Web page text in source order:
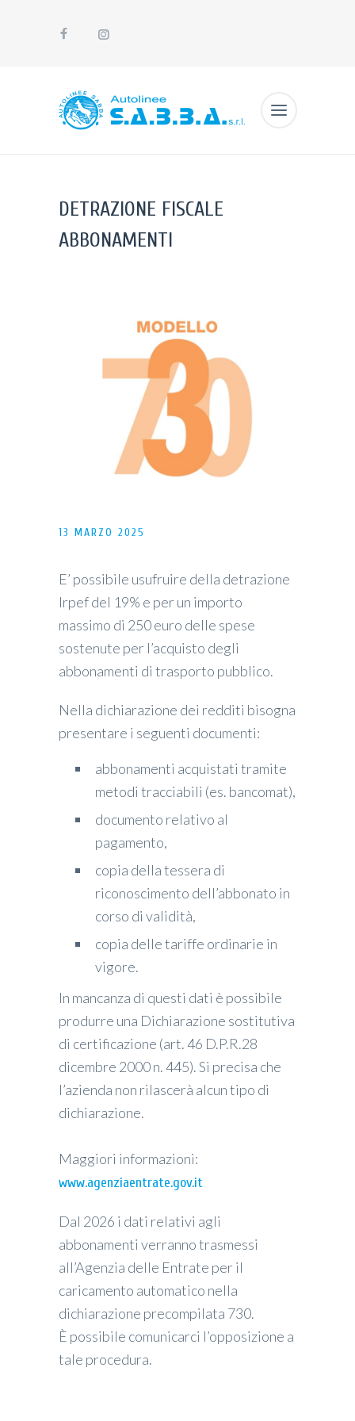
DETRAZIONE FISCALE
ABBONAMENTI
13 MARZO 2025
E’ possibile usufruire della detrazione
Irpef del 19% e per un importo
massimo di 250 euro delle spese
sostenute per l’acquisto degli
abbonamenti di trasporto pubblico.
Nella dichiarazione dei redditi bisogna
presentare i seguenti documenti:
abbonamenti acquistati tramite
metodi tracciabili (es. bancomat),
documento relativo al
pagamento,
copia della tessera di
riconoscimento dell’abbonato in
corso di validità,
copia delle tariffe ordinarie in
vigore.
In mancanza di questi dati è possibile
produrre una Dichiarazione sostitutiva
di certificazione (art. 46 D.P.R.28
dicembre 2000 n. 445). Si precisa che
l’azienda non rilascerà alcun tipo di
dichiarazione.
Maggiori informazioni:
www.agenziaentrate.gov.it
Dal 2026 i dati relativi agli
abbonamenti verranno trasmessi
all’Agenzia delle Entrate per il
caricamento automatico nella
dichiarazione precompilata 730.
È possibile comunicarci l’opposizione a
tale procedura.